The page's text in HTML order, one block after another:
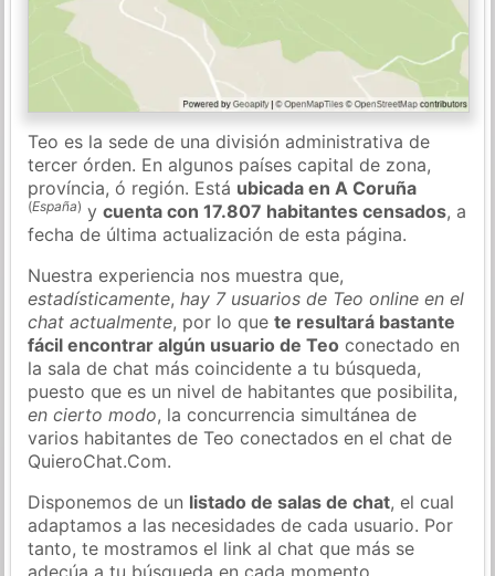
Teo es la sede de una división administrativa de
tercer órden. En algunos países capital de zona,
província, ó región. Está ubicada en A Coruña
(España) ycuenta con 17.807 habitantes censados, a
fecha de última actualización de esta página.
Nuestra experiencia nos muestra que,
estadísticamente,hay 7 usuarios de Teo online en el
chat actualmente, por lo quete resultará bastante
fácil encontrar algún usuario de Teo conectado en
la sala de chat más coincidente a tu búsqueda,
puesto que es un nivel de habitantes que posibilita,
en cierto modo, la concurrencia simultánea de
varios habitantes de Teo conectados en el chat de
QuieroChat.Com.
Disponemos de un listado de salas de chat, el cual
adaptamos a las necesidades de cada usuario. Por
tanto, te mostramos el link al chat que más se
adecúa a tu búsqueda en cada momento.